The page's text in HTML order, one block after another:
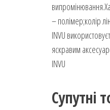
– полімер;колір
INVU
яскравим
INVU
Супутні